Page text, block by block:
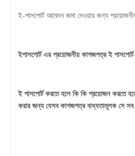
ই-পাসপোর্ট আবেদন জমা দেওয়ার জন্য
ইপাসপোর্ট এর প্রয়োজনীয় কাগজপত্র ই
ই পাসপোর্ট করতে হলে কি কি প্রয়োজন করতে
করার জন্য যেসব কাগজপত্র বাধ্যতামূলক সে সব